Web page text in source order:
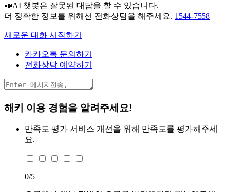
📣AI 챗봇은 잘못된 대답을 할 수 있습니다.
더 정확한 정보를 위해선 전화상담을 해주세요. 1544-7558
새로운 대화 시작하기
카카오톡 문의하기
전화상담 예약하기
해키 이용 경험을 알려주세요!
만족도 평가 서비스 개선을 위해 만족도를 평가해주세
요.
0/5